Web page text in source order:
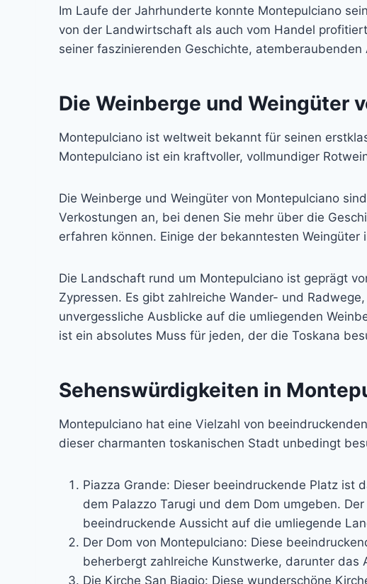
Im Laufe der Jahrhunderte konnte Montepulciano
von der Landwirtschaft als auch vom Handel
seiner faszinierenden Geschichte,
Die Weinberge und Weingüter
Montepulciano ist weltweit bekannt für seinen
Montepulciano ist ein kraftvoller, vollmundiger
Die Weinberge und Weingüter von Montepulciano
Verkostungen an, bei denen Sie mehr über die
erfahren können. Einige der bekanntesten
Die Landschaft rund um Montepulciano ist geprägt
Zypressen. Es gibt zahlreiche Wander- und
unvergessliche Ausblicke auf die umliegenden
ist ein absolutes Muss für jeden, der die Toskana
Sehenswürdigkeiten in
Montepulciano hat eine Vielzahl von
dieser charmanten toskanischen Stadt unbedingt
Piazza Grande: Dieser beeindruckende Platz ist
dem Palazzo Tarugi und dem Dom umgeben.
beeindruckende Aussicht auf die umliegende
Der Dom von Montepulciano: Diese
beherbergt zahlreiche Kunstwerke, darunter
Die Kirche San Biagio: Diese wunderschöne